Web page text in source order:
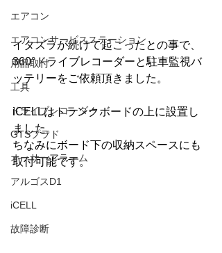
エアコン
エアコンサービスステーション
用品取付
工具
ドライブレコーダー
GTSプラド
オーサーアラーム
アルゴスD1
iCELL
故障診断
イタズラが続けて起こったとの事で、
360°ドライブレコーダーと駐車監視バ
ッテリーをご依頼頂きました。
iCELLはトランクボードの上に設置し
ました。
ちなみにボード下の収納スペースにも
取付可能です。